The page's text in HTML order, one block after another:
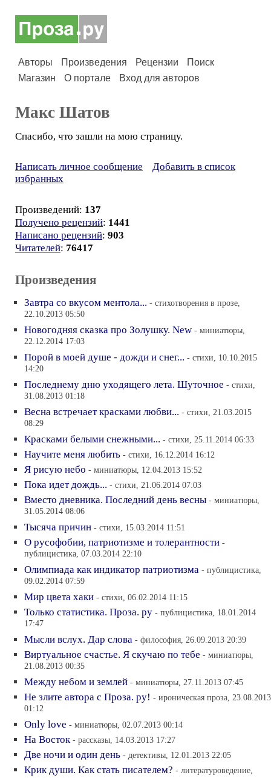
Авторы Произведения Рецензии
Поиск
Магазин
О портале Вход для авторов
Макс Шатов
Спасибо, что зашли на мою страницу.
Написать личное сообщение
Добавить в список
избранных
Произведений: 137
Получено рецензий: 1441
Написано рецензий: 903
Читателей: 76417
Произведения
Завтра со вкусом ментола... - стихотворения в прозе,
22.10.2013 05:50
Новогодняя сказка про Золушку. New - миниатюры,
22.12.2014 17:03
Порой в моей душе - дожди и снег... - стихи, 10.10.2015
14:20
Последнему дню уходящего лета. Шуточное - стихи,
31.08.2013 01:18
Весна встречает красками любви... - стихи, 21.03.2015
08:29
Красками белыми снежными... - стихи, 25.11.2014 06:33
Научите меня любить - стихи, 16.12.2014 16:12
Я рисую небо - миниатюры, 12.04.2013 15:52
Пока идет дождь... - стихи, 21.06.2014 07:03
Вместо дневника. Последний день весны - миниатюры,
31.05.2014 08:06
Тысяча причин - стихи, 15.03.2014 11:51
О русофобии, патриотизме и толерантности -
публицистика, 07.03.2014 22:10
Олимпиада как индикатор патриотизма - публицистика,
09.02.2014 07:59
Мир цвета хаки - стихи, 06.02.2014 11:15
Только статистика. Проза. ру - публицистика, 18.01.2014
17:47
Мысли вслух. Дар слова - философия, 26.09.2013 20:39
Виртуальное счастье. Я скучаю по тебе - миниатюры,
21.08.2013 00:35
Между небом и землей - миниатюры, 27.11.2013 07:45
Не злите автора с Проза. ру! - ироническая проза, 23.08.2013
01:12
Only love - миниатюры, 02.07.2013 00:14
На Восток - рассказы, 14.03.2013 17:27
Две ночи и один день - детективы, 12.01.2013 22:05
Крик души. Как стать писателем? - литературоведение,